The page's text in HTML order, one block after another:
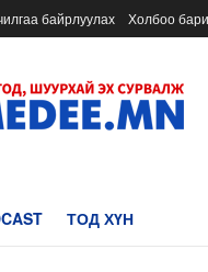
байрлуулах Холбоо
ТОД ХҮН